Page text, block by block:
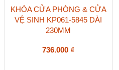
KHÓA CỬA PHÒNG & CỬA
VỆ SINH KP061-5845 DÀI
230MM
736.000 ₫